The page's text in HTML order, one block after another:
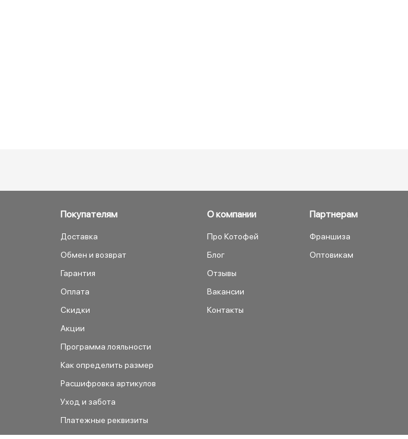
Покупателям
Доставка
Обмен и возврат
Гарантия
Оплата
Скидки
Акции
Программа лояльности
Как определить размер
Расшифровка артикулов
Уход и забота
Платежные реквизиты
О компании
Про Котофей
Блог
Отзывы
Вакансии
Контакты
Партнерам
Франшиза
Оптовикам